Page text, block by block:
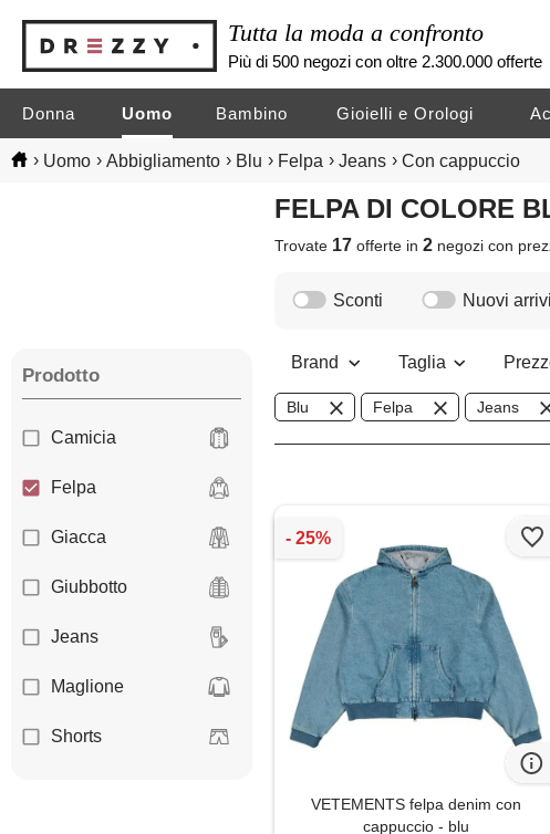
Tutta la moda a confronto
Più di 500 negozi con oltre 2.300.000 offerte
Donna Uomo Bambino Gioielli e Orologi
› Uomo › Abbigliamento › Blu › Felpa › Jeans › Con cappuccio
FELPA DI COLORE
Trovate 17 offerte in2 negozicon
Prodotto
Camicia
Felpa
Giacca
Giubbotto
Jeans
Maglione
Shorts
Sconti Nuovi arrivi
Brand Taglia
Blu Felpa Jeans
VETEMENTS felpa denim con
cappuccio - blu